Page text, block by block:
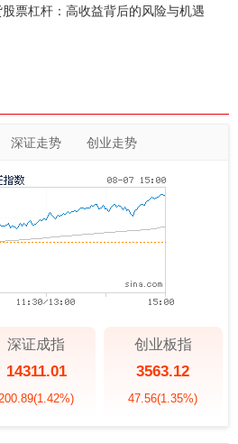
票杠杆：高收益背后的风险与机遇
深证走势 创业走势
深证成指
14311.01
200.89(1.42%)
创业板指
3563.12
47.56(1.35%)